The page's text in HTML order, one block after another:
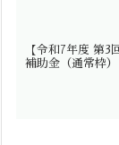
【令和7年度 第3
補助金（通常枠